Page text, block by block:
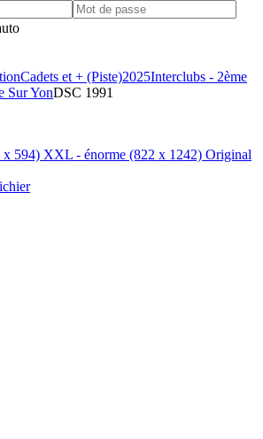
Cadets et + (Piste)2025Interclubs - 2ème
Sur YonDSC 1991
x 594) XXL - énorme (822 x 1242) Original